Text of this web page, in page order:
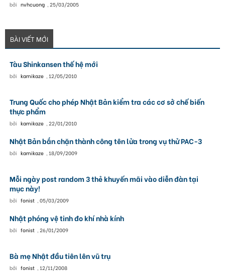
bởi nvhcuong , 25/03/2005
BÀI VIẾT MỚI
Tàu Shinkansen thế hệ mới
bởi kamikaze , 12/05/2010
Trung Quốc cho phép Nhật Bản kiểm tra các cơ sở chế biến
thực phẩm
bởi kamikaze , 22/01/2010
Nhật Bản bắn chặn thành công tên lửa trong vụ thử PAC-3
bởi kamikaze , 18/09/2009
Mỗi ngày post random 3 thẻ khuyến mãi vào diễn đàn tại
mục này!
bởi fonist , 05/03/2009
Nhật phóng vệ tinh đo khí nhà kính
bởi fonist , 26/01/2009
Bà mẹ Nhật đầu tiên lên vũ trụ
bởi fonist , 12/11/2008